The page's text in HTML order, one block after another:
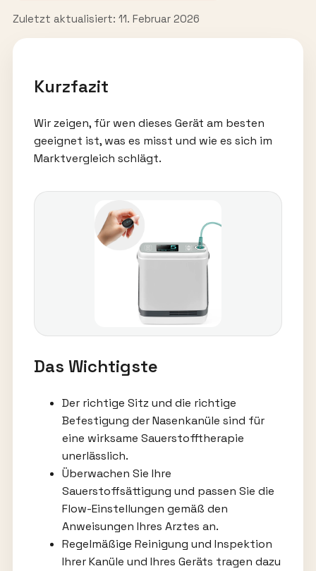
Zuletzt aktualisiert: 11. Februar 2026
Kurzfazit
Wir zeigen, für wen dieses Gerät am besten
geeignet ist, was es misst und wie es sich im
Marktvergleich schlägt.
Das Wichtigste
Der richtige Sitz und die richtige
Befestigung der Nasenkanüle sind für
eine wirksame Sauerstofftherapie
unerlässlich.
Überwachen Sie Ihre
Sauerstoffsättigung und passen Sie die
Flow-Einstellungen gemäß den
Anweisungen Ihres Arztes an.
Regelmäßige Reinigung und Inspektion
Ihrer Kanüle und Ihres Geräts tragen dazu